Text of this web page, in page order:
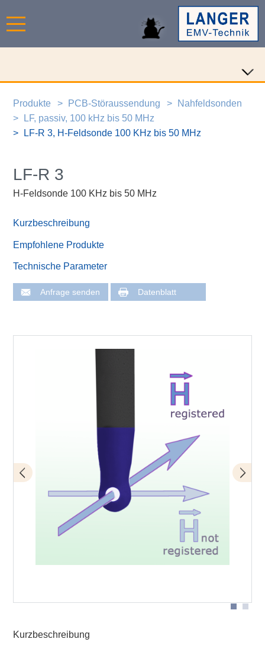
Produkte PCB-Störaussendung
Nahfeldsonden
LF, passiv, 100 kHz bis 50 MHz
LF-R 3, H-Feldsonde 100 KHz bis 50 MHz
LF-R 3
H-Feldsonde 100 KHz bis 50 MHz
Kurzbeschreibung
Empfohlene Produkte
Technische Parameter
Anfrage senden Datenblatt
Kurzbeschreibung